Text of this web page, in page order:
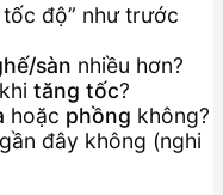
độ” như trước
sàn nhiều hơn?
tăng tốc?
hoặc phồng không?
gần đây không (nghi